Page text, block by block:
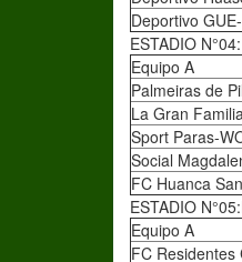
Deportivo
ESTADIO
Equipo A
Palmeiras de
La Gran
Sport Paras-
Social
FC Huanca
ESTADIO
Equipo A
FC Residentes